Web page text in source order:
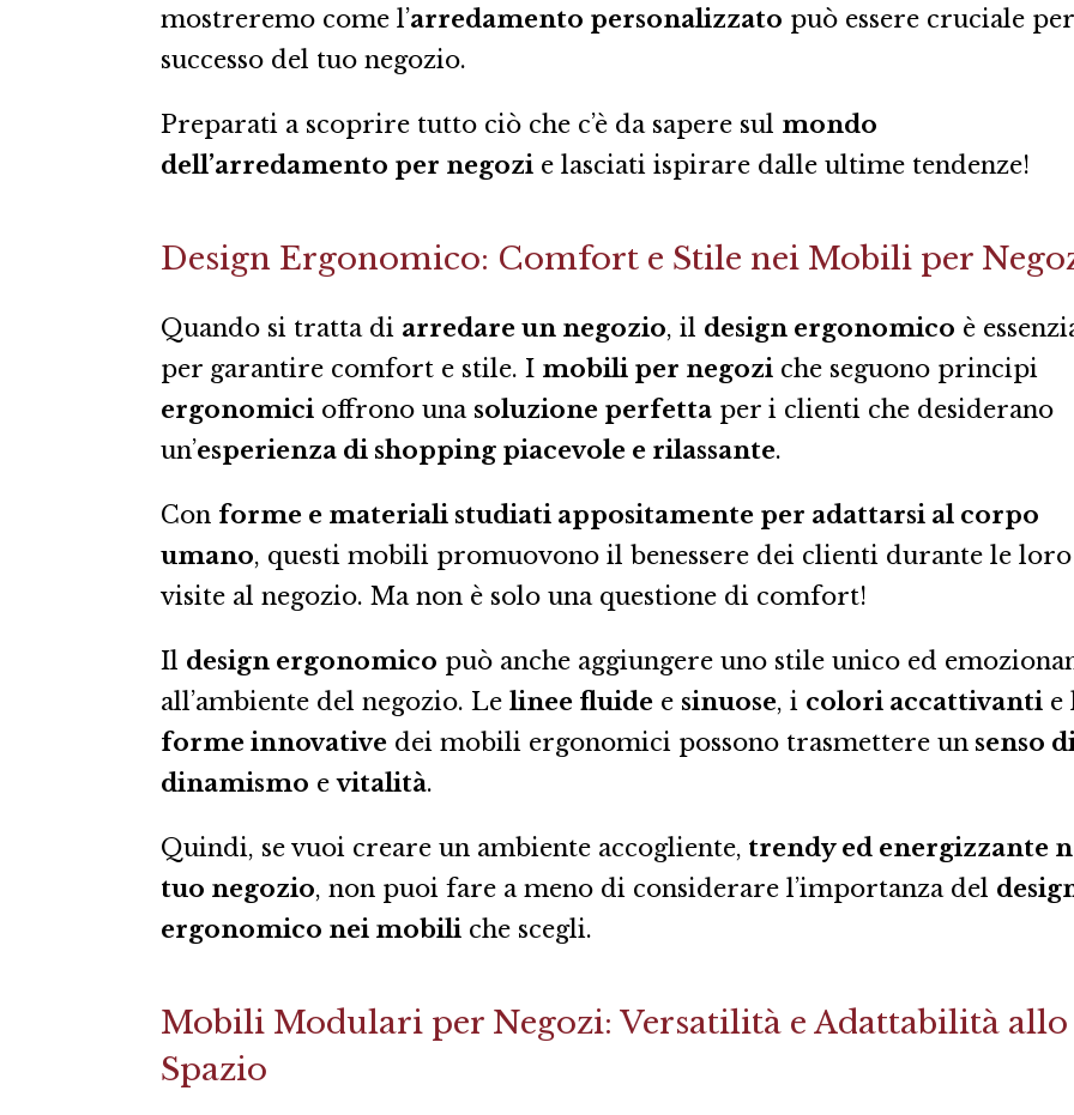
mostreremo come l’arredamento personalizzato può essere cruciale
successo del tuo negozio.
Preparati a scoprire tutto ciò che c’è da sapere sul mondo
dell’arredamento per negozi e lasciati ispirare dalle ultime tendenze!
Design Ergonomico: Comfort e Stile nei Mobili per
Quando si tratta di arredare un negozio, il design ergonomico è
per garantire comfort e stile. I mobili per negozi che seguono principi
ergonomici offrono una soluzione perfetta per i clienti che desiderano
un’esperienza di shopping piacevole e rilassante.
Con forme e materiali studiati appositamente per adattarsi al corpo
umano, questi mobili promuovono il benessere dei clienti durante le loro
visite al negozio. Ma non è solo una questione di comfort!
Il design ergonomico può anche aggiungere uno stile unico ed
all’ambiente del negozio. Lelinee fluide e sinuose, i colori accattivanti e
forme innovative dei mobili ergonomici possono trasmettere un senso
dinamismo evitalità.
Quindi, se vuoi creare un ambiente accogliente, trendy ed energizzante
tuo negozio, non puoi fare a meno di considerare l’importanza del
ergonomico nei mobili che scegli.
Mobili Modulari per Negozi: Versatilità e Adattabilità allo
Spazio